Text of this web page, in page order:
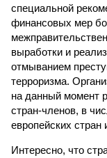
специальной
финансовых мер
выработки и
отмыванием
терроризма.
на данный момент
стран-членов, в
европейских стран
Интересно, что